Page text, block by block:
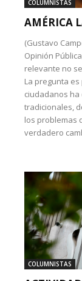
COLUMNISTAS
AMÉRICA
(Gustavo
Opinión
relevante no
La pregunta
ciudadanos
tradicionales,
los problemas
verdadero
COLUMNISTAS